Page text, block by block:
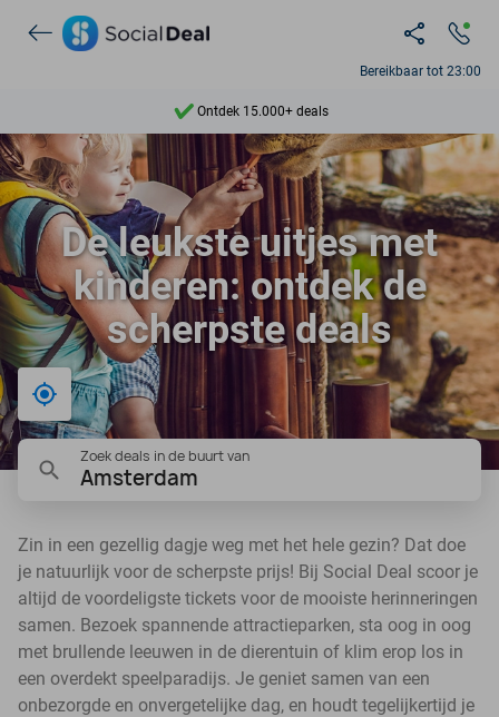
Bereikbaar tot 23:00
Ontdek 15.000+ deals
7 dagen per week beschikbaar
10+ miljoen leden
9,4
Ontdek 15.000+ deals
De leukste uitjes met
kinderen: ontdek de
scherpste deals
Bij mij in de buurt
Zoek deals in de buurt van
Amsterdam
Zin in een gezellig dagje weg met het hele gezin? Dat doe
je natuurlijk voor de scherpste prijs! Bij Social Deal scoor je
altijd de voordeligste tickets voor de mooiste herinneringen
samen. Bezoek spannende attractieparken, sta oog in oog
met brullende leeuwen in de dierentuin of klim erop los in
een overdekt speelparadijs. Je geniet samen van een
onbezorgde en onvergetelijke dag, en houdt tegelijkertijd je